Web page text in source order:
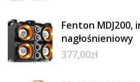
Fenton
nagłośnieniowy
377,00zł